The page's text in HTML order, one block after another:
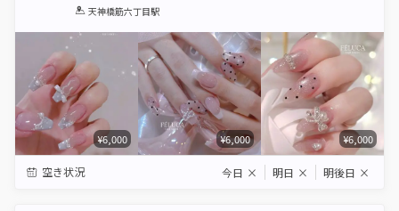
1 2 3 4 5
天神橋筋六丁目駅
¥6,000 ¥6,000 ¥6,000
空き状況 今日 × 明日 × 明後日 ×